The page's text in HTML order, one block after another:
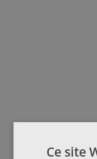
Ce site